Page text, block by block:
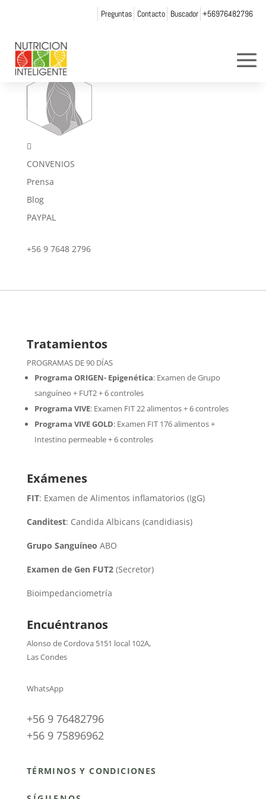
Preguntas Contacto Buscador +56976482796
sf_alcat

CONVENIOS
Prensa
Blog
PAYPAL
+56 9 7648 2796
Tratamientos
PROGRAMAS DE 90 DÍAS
Programa ORIGEN- Epigenética:Examen de Grupo
sanguíneo + FUT2 + 6 controles
Programa VIVE: Examen FIT 22 alimentos + 6 controles
Programa VIVE GOLD: Examen FIT 176 alimentos +
Intestino permeable + 6 controles
Exámenes
FIT: Examen de Alimentos inflamatorios (IgG)
Canditest: Candida Albicans (candidiasis)
Grupo Sanguíneo ABO
Examen de Gen FUT2(Secretor)
Bioimpedanciometría
Encuéntranos
Alonso de Cordova 5151 local 102A,
Las Condes
WhatsApp
+56 9 76482796
+56 9 75896962
TÉRMINOS Y CONDICIONES